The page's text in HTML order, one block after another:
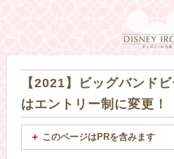
【2021】ビッグバンド
はエントリー制に変更！
このページはPRを含みます